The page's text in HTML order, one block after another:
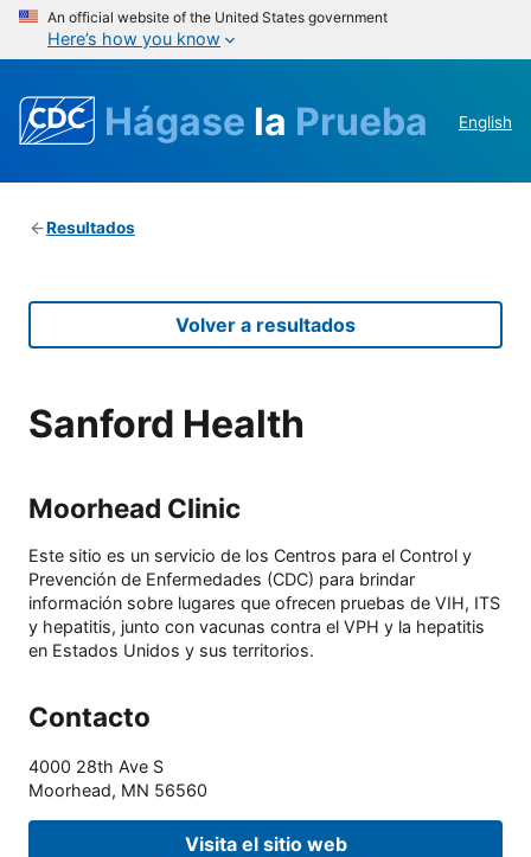
An official website of the United States government
Here’s how you know
Hágase la Prueba English
Resultados
Volver a resultados
Sanford Health
Moorhead Clinic
Este sitio es un servicio de los Centros para el Control y
Prevención de Enfermedades (CDC) para brindar
información sobre lugares que ofrecen pruebas de VIH, ITS
y hepatitis, junto con vacunas contra el VPH y la hepatitis
en Estados Unidos y sus territorios.
Contacto
4000 28th Ave S
Moorhead, MN 56560
Visita el sitio web